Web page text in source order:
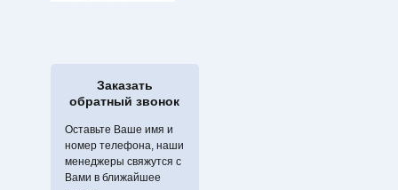
Заказать
обратный звонок
Оставьте Ваше имя и
номер телефона, наши
менеджеры свяжутся с
Вами в ближайшее